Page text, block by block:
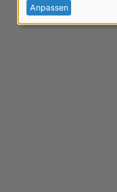
Daten
Anpassen